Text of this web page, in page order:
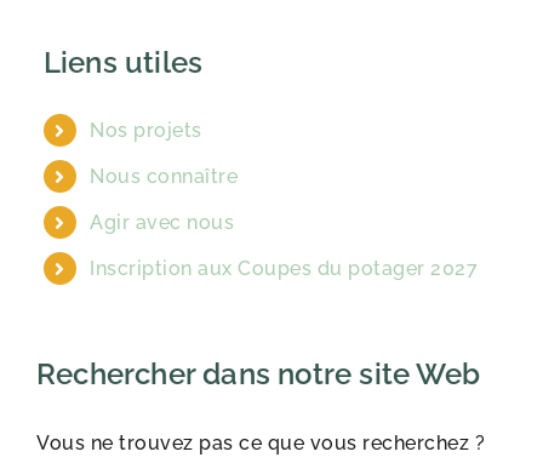
Liens utiles
Nos projets
Nous connaître
Agir avec nous
Inscription aux Coupes du potager 2027
Rechercher dans notre site Web
Vous ne trouvez pas ce que vous recherchez ?